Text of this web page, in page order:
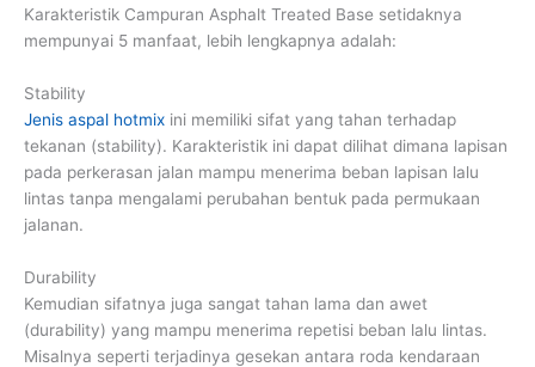
Karakteristik Campuran Asphalt Treated Base setidaknya
mempunyai 5 manfaat, lebih lengkapnya adalah:
Stability
Jenis aspal hotmix ini memiliki sifat yang tahan terhadap
tekanan (stability). Karakteristik ini dapat dilihat dimana lapisan
pada perkerasan jalan mampu menerima beban lapisan lalu
lintas tanpa mengalami perubahan bentuk pada permukaan
jalanan.
Durability
Kemudian sifatnya juga sangat tahan lama dan awet
(durability) yang mampu menerima repetisi beban lalu lintas.
Misalnya seperti terjadinya gesekan antara roda kendaraan